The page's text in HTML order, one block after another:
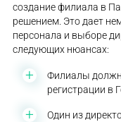
создание филиала в
решением. Это дает
персонала и выборе
следующих нюансах:
Филиалы
регистрации в
Один из